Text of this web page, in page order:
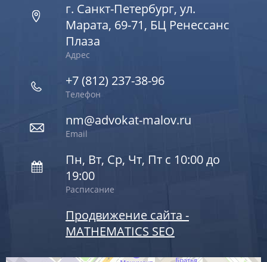
г. Санкт-Петербург, ул.
Марата, 69-71, БЦ Ренессанс
Плаза
Адрес
+7 (812) 237-38-96
Телефон
nm@advokat-malov.ru
Email
Пн, Вт, Ср, Чт, Пт с 10:00 до
19:00
Расписание
Продвижение сайта -
MATHEMATICS SEO